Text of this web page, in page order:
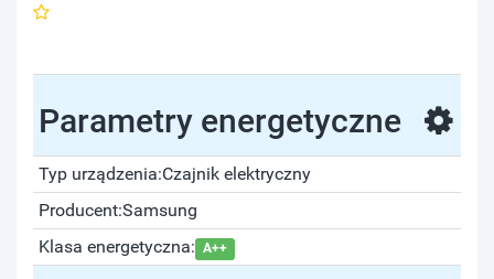
Parametry energetyczne
Typ urządzenia:Czajnik elektryczny
Producent:Samsung
Klasa energetyczna: A++